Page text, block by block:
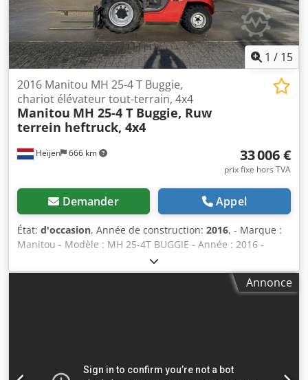
1 / 15
Heijen 666 km
2016 Manitou MH 25-4 T Buggie,
chariot élévateur tout-terrain, 4x4
Manitou MH 25-4 T Buggie, Ruw
terrein heftruck, 4x4
33 006 €
prix fixe hors TVA
Demander Appel
État: d'occasion, Année de construction: 2016, - Marque :
Manitou - Modèle : MH 25-4T BUGGIE - Année : 2016 -
Heures : 2544 - Moteur : Kubota diesel - Transmission : 4x4
- Capacité de levage : 2500 kg - Hauteur de levée : 370 cm -
Hauteur de passage : 200 cm - Déplacement latéral - Phare
Annonce